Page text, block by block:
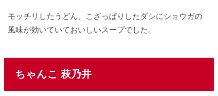
モッチリしたうどん。こざっぱりしたダシにショウガの
風味が効いていておいしいスープでした。
ちゃんこ 萩乃井